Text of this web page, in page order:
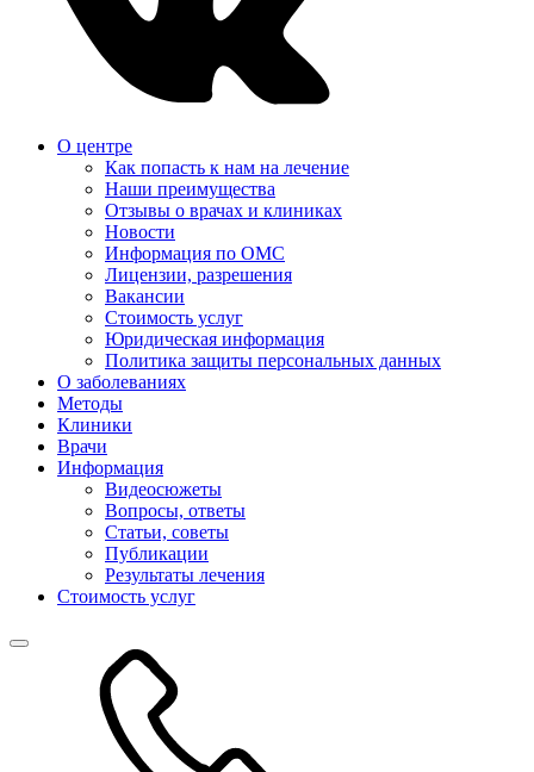
О центре
Как попасть к нам на лечение
Наши преимущества
Отзывы о врачах и клиниках
Новости
Информация по ОМС
Лицензии, разрешения
Вакансии
Стоимость услуг
Юридическая информация
Политика защиты персональных данных
О заболеваниях
Методы
Клиники
Врачи
Информация
Видеосюжеты
Вопросы, ответы
Статьи, советы
Публикации
Результаты лечения
Стоимость услуг